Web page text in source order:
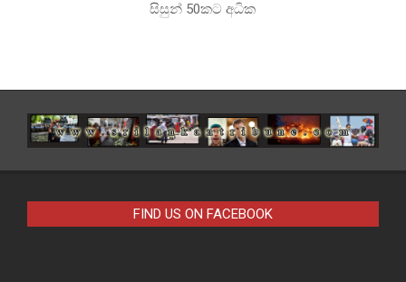
සිසුන් 50කට අධික
FIND US ON FACEBOOK